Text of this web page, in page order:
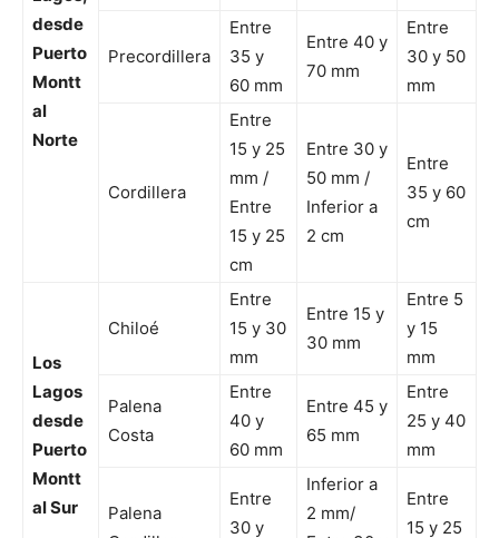
desde
Puerto
Montt
al
Norte
Precordillera
Entre
35 y
60 mm
Entre 40 y
70 mm
Entre
30 y 50
mm
Cordillera
Entre
15 y 25
mm /
Entre
15 y 25
cm
Entre 30 y
50 mm /
Inferior a
2 cm
Entre
35 y 60
cm
Los
Lagos
desde
Puerto
Montt
al Sur
Chiloé
Entre
15 y 30
mm
Entre 15 y
30 mm
Entre 5
y 15
mm
Palena
Costa
Entre
40 y
60 mm
Entre 45 y
65 mm
Entre
25 y 40
mm
Palena
Entre
30 y
Inferior a
2 mm/
Entre
15 y 25